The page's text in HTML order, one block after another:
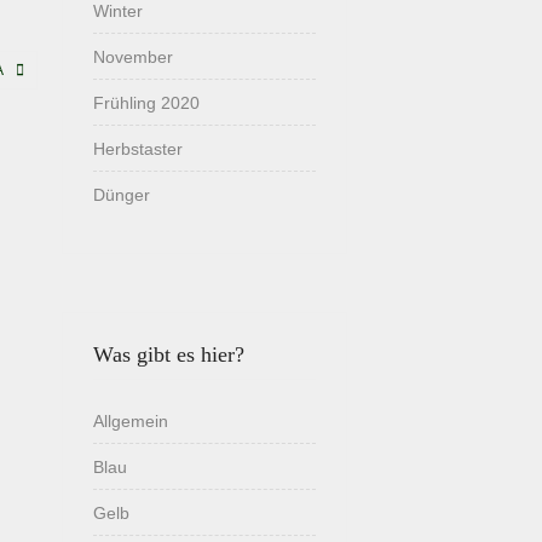
Winter
November
Frühling 2020
Herbstaster
Dünger
Was gibt es hier?
Allgemein
Blau
Gelb